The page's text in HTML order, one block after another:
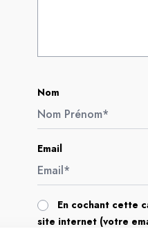
Nom
Email
En cochant cette
site internet (votre